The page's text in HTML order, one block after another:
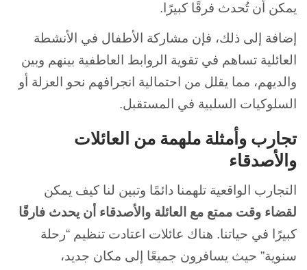
يمكن أن تُحدث فرقًا كبيرًا.
إضافة إلى ذلك، فإن مشاركة الأطفال في الأنشطة
العائلية تساهم في تقوية الروابط العاطفية بينهم وبين
والديهم، مما يقلل من احتمالية انجرافهم نحو العزلة أو
السلوكيات السلبية في المستقبل.
تجارب وأمثلة ملهمة من العائلات
والأصدقاء
التجارب الواقعية تلهمنا دائمًا وتبين لنا كيف يمكن
لقضاء وقت ممتع مع العائلة والأصدقاء أن يحدث فارقًا
كبيرًا في حياتنا. هناك عائلات اعتادت تنظيم “رحلة
سنوية” حيث يسافرون جميعًا إلى مكان جديد،